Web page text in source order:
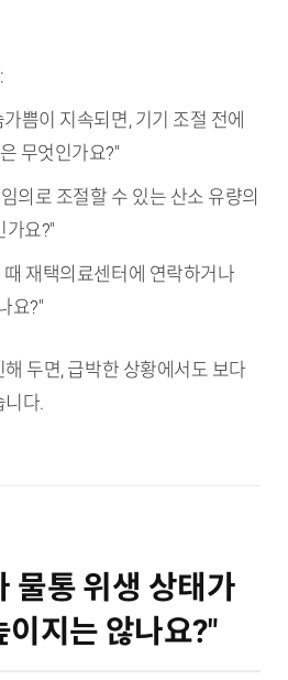
:
쁨이 지속되면, 기기 조절 전에
무엇인가요?"
의로 조절할 수 있는 산소 유량의
가요?"
재택의료센터에 연락하거나
요?"
두면, 급박한 상황에서도 보다
니다.
물통 위생 상태가
이지는 않나요?"